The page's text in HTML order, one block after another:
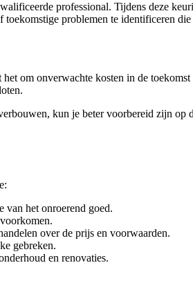
professional. Tijdens deze
problemen te identificeren
om onverwachte kosten in de
kun je beter voorbereid zijn
van het onroerend goed.
over de prijs en voorwaarden.
gebreken.
en renovaties.